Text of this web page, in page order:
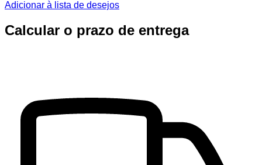
Adicionar à lista de desejos
Calcular o prazo de entrega